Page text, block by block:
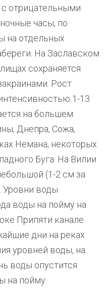
отрицательными
часы, по
на отдельных
На Заславском
сохраняется
Рост
1-13
на большем
Днепра, Сожа,
Немана, некоторых
Буга. На Вилии
(1-2 см за
Уровни воды
воды на пойму на
Припяти канале
дни на реках
уровней воды, на
воды опустится
на пойму.